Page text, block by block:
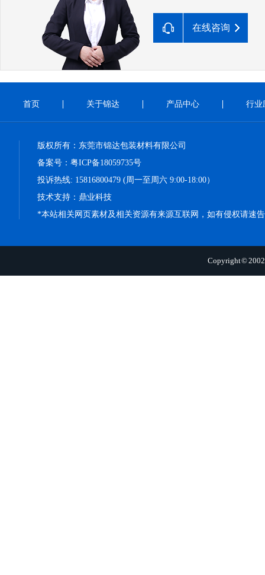
在线咨询
首页 关于锦达 产品中心 行业
版权所有：东莞市锦达包装材料有限公司
备案号： 粤ICP备18059735号
投诉热线: 15816800479 (周一至周六 9:00-18:00）
技术支持： 鼎业科技
*本站相关网页素材及相关资源有来源互联网，如有侵权请速
Copyright ©